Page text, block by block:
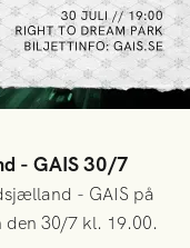
- GAIS 30/7
- GAIS på
den 30/7 kl. 19.00.